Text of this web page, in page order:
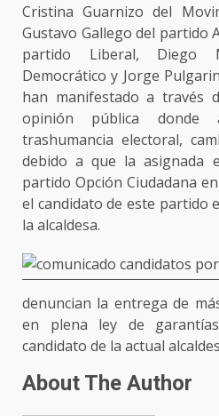
Cristina Guarnizo del
Gustavo Gallego del partido
partido Liberal, Diego
Democrático y Jorge
han manifestado a través
opinión pública donde
trashumancia electoral,
debido a que la asignada
partido Opción Ciudadana
el candidato de este partido
la alcaldesa.
denuncian la entrega de
en plena ley de
candidato de la actual
About The Author